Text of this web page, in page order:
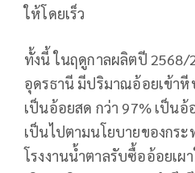
ให้โดยเร็ว
ทั้งนี้ ในฤดูกาลผลิตปี 2568/
อุดรธานี มีปริมาณอ้อยเข้าหี
เป็นอ้อยสด กว่า 97% เป็นอ้
เป็นไปตามนโยบายของกร
โรงงานน้ำตาลรับซื้ออ้อยเผ